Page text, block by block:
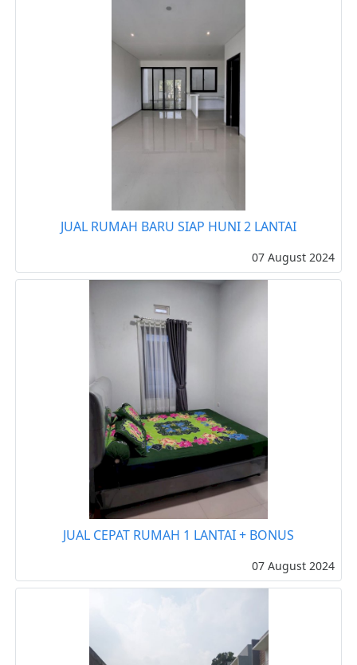
JUAL RUMAH BARU SIAP HUNI 2 LANTAI
07 August 2024
JUAL CEPAT RUMAH 1 LANTAI + BONUS
07 August 2024